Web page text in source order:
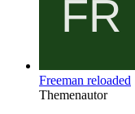
Freeman reloaded
Themenautor